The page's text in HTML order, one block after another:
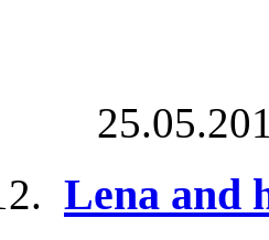
Lena and